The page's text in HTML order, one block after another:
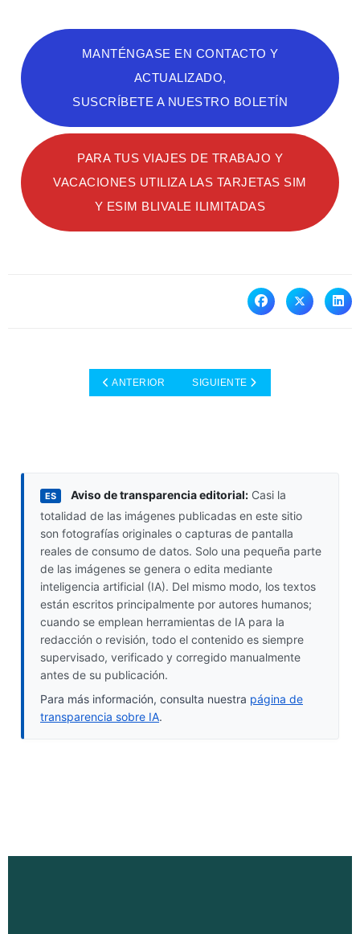
MANTÉNGASE EN CONTACTO Y
ACTUALIZADO,
SUSCRÍBETE A NUESTRO BOLETÍN
PARA TUS VIAJES DE TRABAJO Y
VACACIONES UTILIZA LAS TARJETAS SIM
Y ESIM BLIVALE ILIMITADAS
ARTÍCULO ANTERIOR: EL IMPACTO DE LOS ESIM
ANTERIOR ARTÍCULO SIGUIENTE: VIAJAR
SIGUIENTE
ES Aviso de transparencia editorial: Casi la
totalidad de las imágenes publicadas en este sitio
son fotografías originales o capturas de pantalla
reales de consumo de datos. Solo una pequeña parte
de las imágenes se genera o edita mediante
inteligencia artificial (IA). Del mismo modo, los textos
están escritos principalmente por autores humanos;
cuando se emplean herramientas de IA para la
redacción o revisión, todo el contenido es siempre
supervisado, verificado y corregido manualmente
antes de su publicación.
Para más información, consulta nuestra página de
transparencia sobre IA.